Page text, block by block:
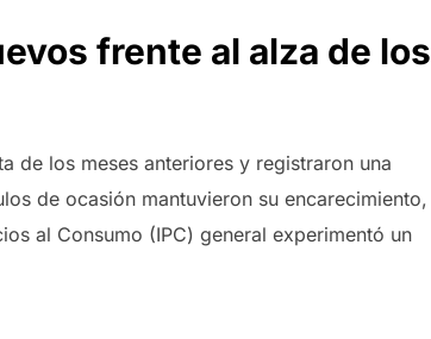
frente al alza de los
de los meses anteriores y registraron una
de ocasión mantuvieron su encarecimiento,
al Consumo (IPC) general experimentó un